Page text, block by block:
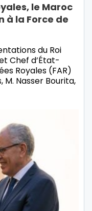
le Maroc
la Force de
du Roi
Chef d’État-
Royales (FAR)
Nasser Bourita,